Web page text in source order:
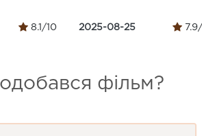
8.1/10 2025-08-25 7.9/
фільм?